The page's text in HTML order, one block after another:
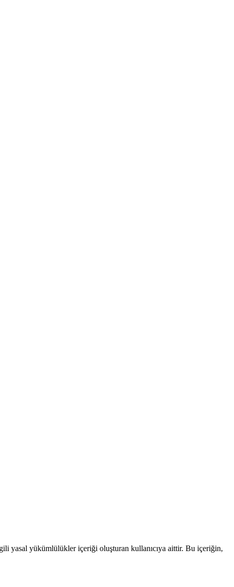
yasal yükümlülükler içeriği oluşturan kullanıcıya aittir. Bu içeriğin,